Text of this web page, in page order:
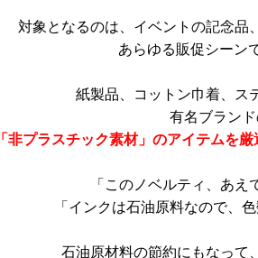
対象となるのは、イベントの記念品
あらゆる販促シーン
紙製品、コットン巾着、ス
有名ブランド
「非プラスチック素材」のアイテムを厳
「このノベルティ、あえ
「インクは石油原料なので、
石油原材料の節約にもなって